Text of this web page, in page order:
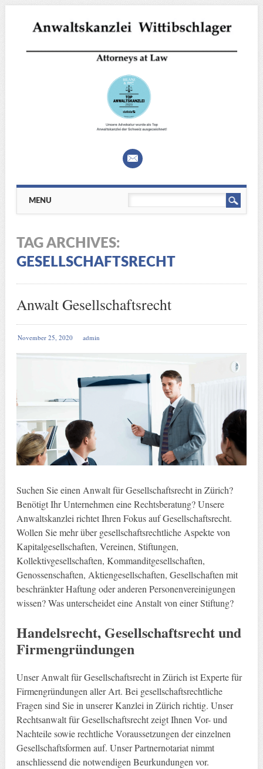
Main menu
MENU
TAG ARCHIVES:
GESELLSCHAFTSRECHT
Anwalt Gesellschaftsrecht
November 25, 2020 admin
Suchen Sie einen Anwalt für Gesellschaftsrecht in Zürich?
Benötigt Ihr Unternehmen eine Rechtsberatung? Unsere
Anwaltskanzlei richtet Ihren Fokus auf Gesellschaftsrecht.
Wollen Sie mehr über gesellschaftsrechtliche Aspekte von
Kapitalgesellschaften, Vereinen, Stiftungen,
Kollektivgesellschaften, Kommanditgesellschaften,
Genossenschaften, Aktiengesellschaften, Gesellschaften mit
beschränkter Haftung oder anderen Personenvereinigungen
wissen? Was unterscheidet eine Anstalt von einer Stiftung?
Handelsrecht, Gesellschaftsrecht und
Firmengründungen
Unser Anwalt für Gesellschaftsrecht in Zürich ist Experte für
Firmengründungen aller Art. Bei gesellschaftsrechtliche
Fragen sind Sie in unserer Kanzlei in Zürich richtig. Unser
Rechtsanwalt für Gesellschaftsrecht zeigt Ihnen Vor- und
Nachteile sowie rechtliche Voraussetzungen der einzelnen
Gesellschaftsformen auf. Unser Partnernotariat nimmt
anschliessend die notwendigen Beurkundungen vor.